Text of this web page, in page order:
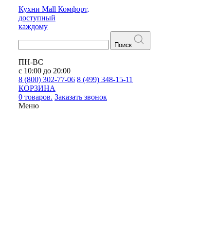
Кухни Mall Комфорт,
доступный
каждому
Поиск
ПН-ВС
с 10:00 до 20:00
8 (800) 302-77-06 8 (499) 348-15-11
КОРЗИНА
0 товаров. Заказать звонок
Меню